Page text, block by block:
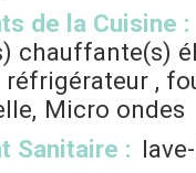
de la Cuisine :
chauffante(s)
réfrigérateur
Micro ondes
Sanitaire :